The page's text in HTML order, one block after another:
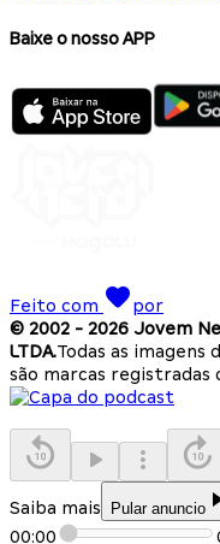
Baixe o nosso APP
Feito com
por
© 2002 - 2026 Jovem
LTDA.Todas as imagens
são marcas
Saiba mais Pular anuncio
00:00